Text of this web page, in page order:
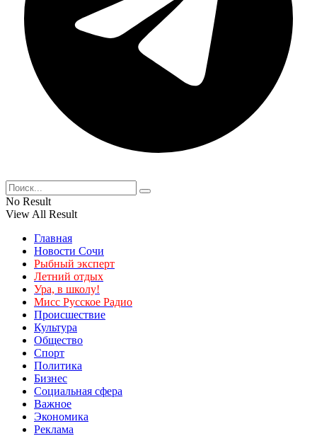
No Result
View All Result
Главная
Новости Сочи
Рыбный эксперт
Летний отдых
Ура, в школу!
Мисс Русское Радио
Происшествие
Культура
Общество
Спорт
Политика
Бизнес
Социальная сфера
Важное
Экономика
Реклама